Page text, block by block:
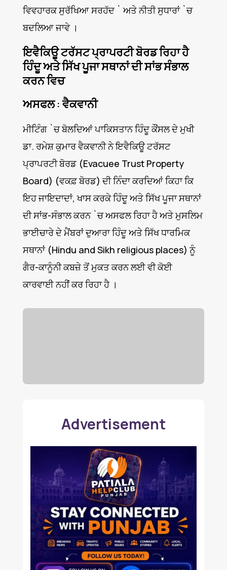
ਵਿਵਹਾਰਕ ਸੁਰੱਖਿਆ ਸਰਹੱਦ ` ਅਤੇ ਨੀਤੀ ਸੁਧਾਰਾਂ `ਚ
ਬਦਲਿਆ ਜਾਵੇ ।
ਇਵੈਕਿਊ ਟਰੱਸਟ ਪ੍ਰਾਪਰਟੀ ਬੋਰਡ ਰਿਹਾ ਹੈ
ਹਿੰਦੂ ਅਤੇ ਸਿੱਖ ਪੂਜਾ ਸਥਾਨਾਂ ਦੀ ਸਾਂਭ ਸੰਭਾਲ
ਕਰਨ ਵਿਚ
ਅਸਫਲ : ਵੈਕਵਾਨੀ
ਮੀਟਿੰਗ `ਚ ਬੋਲਦਿਆਂ ਪਾਕਿਸਤਾਨ ਹਿੰਦੂ ਕੌਂਸਲ ਦੇ ਮੁਖੀ
ਡਾ. ਰਮੇਸ਼ ਕੁਮਾਰ ਵੈਕਵਾਨੀ ਨੇ ਇਵੈਕਿਊ ਟਰੱਸਟ
ਪ੍ਰਾਪਰਟੀ ਬੋਰਡ (Evacuee Trust Property
Board) (ਵਕਫ਼ ਬੋਰਡ) ਦੀ ਨਿੰਦਾ ਕਰਦਿਆਂ ਕਿਹਾ ਕਿ
ਇਹ ਜਾਇਦਾਦਾਂ, ਖਾਸ ਕਰਕੇ ਹਿੰਦੂ ਅਤੇ ਸਿੱਖ ਪੂਜਾ ਸਥਾਨਾਂ
ਦੀ ਸਾਂਭ-ਸੰਭਾਲ ਕਰਨ `ਚ ਅਸਫਲ ਰਿਹਾ ਹੈ ਅਤੇ ਮੁਸਲਿਮ
ਭਾਈਚਾਰੇ ਦੇ ਮੈਂਬਰਾਂ ਦੁਆਰਾ ਹਿੰਦੂ ਅਤੇ ਸਿੱਖ ਧਾਰਮਿਕ
ਸਥਾਨਾਂ (Hindu and Sikh religious places) ਨੂੰ
ਗੈਰ-ਕਾਨੂੰਨੀ ਕਬਜ਼ੇ ਤੋਂ ਮੁਕਤ ਕਰਨ ਲਈ ਵੀ ਕੋਈ
ਕਾਰਵਾਈ ਨਹੀਂ ਕਰ ਰਿਹਾ ਹੈ ।
Advertisement